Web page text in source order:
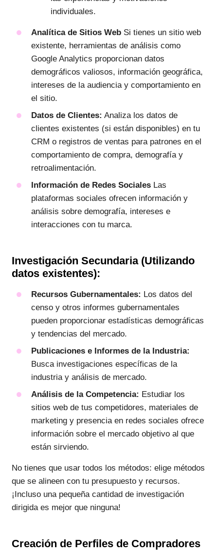
individuales.
Analítica de Sitios Web Si tienes un sitio web
existente, herramientas de análisis como
Google Analytics proporcionan datos
demográficos valiosos, información geográfica,
intereses de la audiencia y comportamiento en
el sitio.
Datos de Clientes: Analiza los datos de
clientes existentes (si están disponibles) en tu
CRM o registros de ventas para patrones en el
comportamiento de compra, demografía y
retroalimentación.
Información de Redes Sociales Las
plataformas sociales ofrecen información y
análisis sobre demografía, intereses e
interacciones con tu marca.
Investigación Secundaria (Utilizando
datos existentes):
Recursos Gubernamentales: Los datos del
censo y otros informes gubernamentales
pueden proporcionar estadísticas demográficas
y tendencias del mercado.
Publicaciones e Informes de la Industria:
Busca investigaciones específicas de la
industria y análisis de mercado.
Análisis de la Competencia: Estudiar los
sitios web de tus competidores, materiales de
marketing y presencia en redes sociales ofrece
información sobre el mercado objetivo al que
están sirviendo.
No tienes que usar todos los métodos: elige métodos
que se alineen con tu presupuesto y recursos.
¡Incluso una pequeña cantidad de investigación
dirigida es mejor que ninguna!
Creación de Perfiles de Compradores